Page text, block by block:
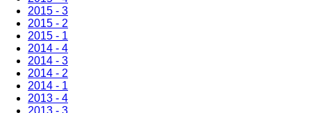
2015 - 3
2015 - 2
2015 - 1
2014 - 4
2014 - 3
2014 - 2
2014 - 1
2013 - 4